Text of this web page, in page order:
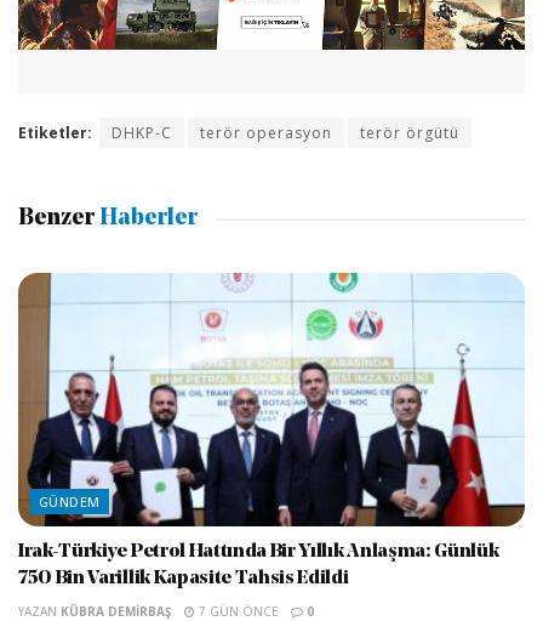
Etiketler: DHKP-C terör operasyon terör örgütü
Benzer Haberler
GÜNDEM
Irak-Türkiye Petrol Hattında Bir Yıllık Anlaşma: Günlük
750 Bin Varillik Kapasite Tahsis Edildi
YAZAN KÜBRA DEMIRBAŞ 7 GÜN ÖNCE 0